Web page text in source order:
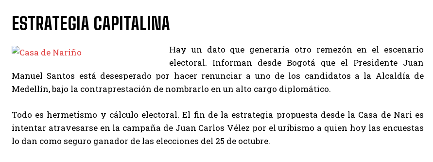
ESTRATEGIA CAPITALINA
Hay un dato que generaría otro remezón en el escenario
electoral. Informan desde Bogotá que el Presidente Juan
Manuel Santos está desesperado por hacer renunciar a uno de los candidatos a la Alcaldía de
Medellín, bajo la contraprestación de nombrarlo en un alto cargo diplomático.
Todo es hermetismo y cálculo electoral. El fin de la estrategia propuesta desde la Casa de Nari es
intentar atravesarse en la campaña de Juan Carlos Vélez por el uribismo a quien hoy las encuestas
lo dan como seguro ganador de las elecciones del 25 de octubre.